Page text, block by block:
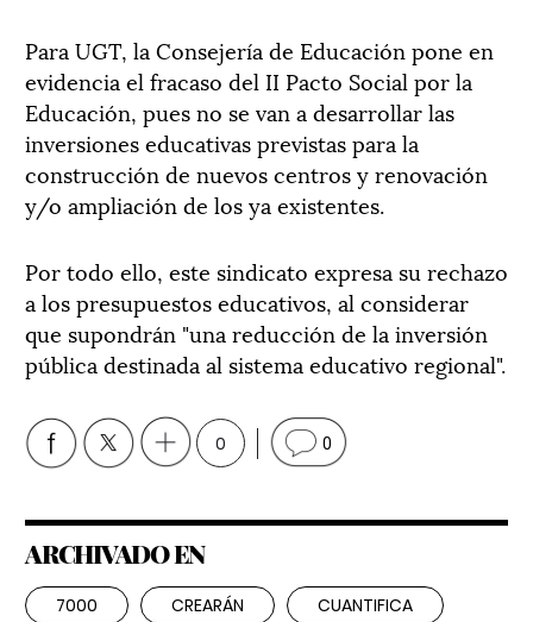
Para UGT, la Consejería de Educación pone en
evidencia el fracaso del II Pacto Social por la
Educación, pues no se van a desarrollar las
inversiones educativas previstas para la
construcción de nuevos centros y renovación
y/o ampliación de los ya existentes.
Por todo ello, este sindicato expresa su rechazo
a los presupuestos educativos, al considerar
que supondrán "una reducción de la inversión
pública destinada al sistema educativo regional".
0 0
ARCHIVADO EN
7000 CREARÁN CUANTIFICA